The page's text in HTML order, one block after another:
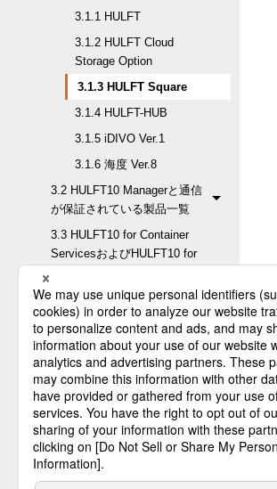
3.1.1 HULFT
3.1.2 HULFT Cloud
Storage Option
3.1.3 HULFT Square
3.1.4 HULFT-HUB
3.1.5 iDIVO Ver.1
3.1.6 海度 Ver.8
3.2 HULFT10 Managerと通信
が保証されている製品一覧
3.3 HULFT10 for Container
ServicesおよびHULFT10 for
保証されている製品一覧
3.4 HULFT10 Smart Proxyと
通信が保証されている製品一
覧
3.5 HULFT10 API Gatewayと
通信が保証されている製品一
覧
3.6 HULFT Squareと通信が保
証されている製品一覧